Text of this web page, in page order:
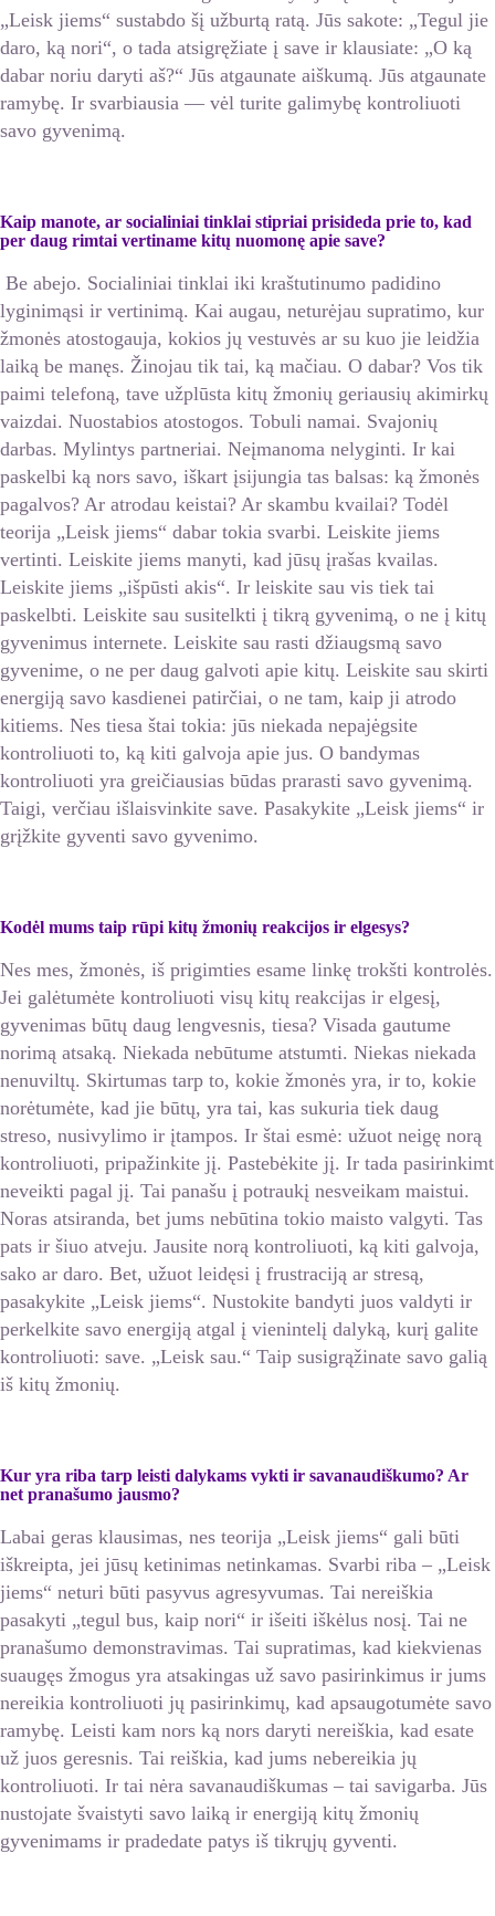
„Leisk jiems“ sustabdo šį užburtą ratą. Jūs sakote: „Tegul jie
daro, ką nori“, o tada atsigręžiate į save ir klausiate: „O ką
dabar noriu daryti aš?“ Jūs atgaunate aiškumą. Jūs atgaunate
ramybę. Ir svarbiausia — vėl turite galimybę kontroliuoti
savo gyvenimą.
Kaip manote, ar socialiniai tinklai stipriai prisideda prie to, kad
per daug rimtai vertiname kitų nuomonę apie save?
Be abejo. Socialiniai tinklai iki kraštutinumo padidino
lyginimąsi ir vertinimą. Kai augau, neturėjau supratimo, kur
žmonės atostogauja, kokios jų vestuvės ar su kuo jie leidžia
laiką be manęs. Žinojau tik tai, ką mačiau. O dabar? Vos tik
paimi telefoną, tave užplūsta kitų žmonių geriausių akimirkų
vaizdai. Nuostabios atostogos. Tobuli namai. Svajonių
darbas. Mylintys partneriai. Neįmanoma nelyginti. Ir kai
paskelbi ką nors savo, iškart įsijungia tas balsas: ką žmonės
pagalvos? Ar atrodau keistai? Ar skambu kvailai? Todėl
teorija „Leisk jiems“ dabar tokia svarbi. Leiskite jiems
vertinti. Leiskite jiems manyti, kad jūsų įrašas kvailas.
Leiskite jiems „išpūsti akis“. Ir leiskite sau vis tiek tai
paskelbti. Leiskite sau susitelkti į tikrą gyvenimą, o ne į kitų
gyvenimus internete. Leiskite sau rasti džiaugsmą savo
gyvenime, o ne per daug galvoti apie kitų. Leiskite sau skirti
energiją savo kasdienei patirčiai, o ne tam, kaip ji atrodo
kitiems. Nes tiesa štai tokia: jūs niekada nepajėgsite
kontroliuoti to, ką kiti galvoja apie jus. O bandymas
kontroliuoti yra greičiausias būdas prarasti savo gyvenimą.
Taigi, verčiau išlaisvinkite save. Pasakykite „Leisk jiems“ ir
grįžkite gyventi savo gyvenimo.
Kodėl mums taip rūpi kitų žmonių reakcijos ir elgesys?
Nes mes, žmonės, iš prigimties esame linkę trokšti kontrolės.
Jei galėtumėte kontroliuoti visų kitų reakcijas ir elgesį,
gyvenimas būtų daug lengvesnis, tiesa? Visada gautume
norimą atsaką. Niekada nebūtume atstumti. Niekas niekada
nenuviltų. Skirtumas tarp to, kokie žmonės yra, ir to, kokie
norėtumėte, kad jie būtų, yra tai, kas sukuria tiek daug
streso, nusivylimo ir įtampos. Ir štai esmė: užuot neigę norą
kontroliuoti, pripažinkite jį. Pastebėkite jį. Ir tada pasirinkimt
neveikti pagal jį. Tai panašu į potraukį nesveikam maistui.
Noras atsiranda, bet jums nebūtina tokio maisto valgyti. Tas
pats ir šiuo atveju. Jausite norą kontroliuoti, ką kiti galvoja,
sako ar daro. Bet, užuot leidęsi į frustraciją ar stresą,
pasakykite „Leisk jiems“. Nustokite bandyti juos valdyti ir
perkelkite savo energiją atgal į vienintelį dalyką, kurį galite
kontroliuoti: save. „Leisk sau.“ Taip susigrąžinate savo galią
iš kitų žmonių.
Kur yra riba tarp leisti dalykams vykti ir savanaudiškumo? Ar
net pranašumo jausmo?
Labai geras klausimas, nes teorija „Leisk jiems“ gali būti
iškreipta, jei jūsų ketinimas netinkamas. Svarbi riba – „Leisk
jiems“ neturi būti pasyvus agresyvumas. Tai nereiškia
pasakyti „tegul bus, kaip nori“ ir išeiti iškėlus nosį. Tai ne
pranašumo demonstravimas. Tai supratimas, kad kiekvienas
suaugęs žmogus yra atsakingas už savo pasirinkimus ir jums
nereikia kontroliuoti jų pasirinkimų, kad apsaugotumėte savo
ramybę. Leisti kam nors ką nors daryti nereiškia, kad esate
už juos geresnis. Tai reiškia, kad jums nebereikia jų
kontroliuoti. Ir tai nėra savanaudiškumas – tai savigarba. Jūs
nustojate švaistyti savo laiką ir energiją kitų žmonių
gyvenimams ir pradedate patys iš tikrųjų gyventi.